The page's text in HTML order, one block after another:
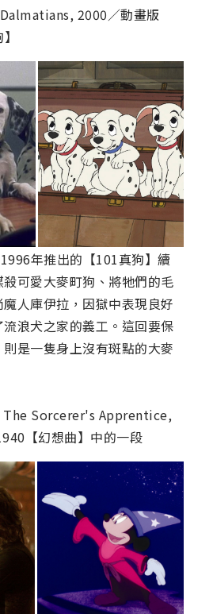
2000／動畫版
年推出的【101真狗】續
可愛大麥町狗、將牠們的毛
人庫伊拉，因獄中表現良好
浪犬之家的義工。這回要保
是一隻身上沒有斑點的大麥
The Sorcerer's Apprentice,
【幻想曲】中的一段